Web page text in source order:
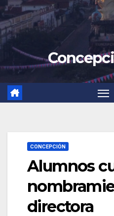
CONCEPCIÓN
Alumnos
directora